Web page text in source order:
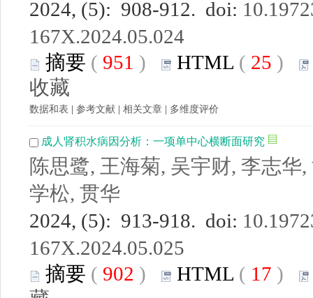
2024, (5): 908-912. doi:
167X.2024.05.024
摘要 ( 951 ) HTML ( 25 )
收藏
数据和表 参考文献 相关文章 多维度评价
成人肾积水病因分析：一项单中心横断面研究
陈思鹭, 王海菊, 吴宇财, 李志华
学松, 贯华
2024, (5): 913-918. doi:
167X.2024.05.025
摘要 ( 902 ) HTML ( 17 )